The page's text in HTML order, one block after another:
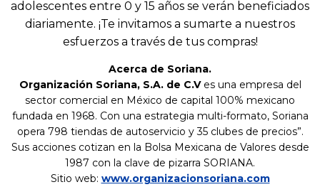
adolescentes entre 0 y 15 años se verán beneficiados
diariamente. ¡Te invitamos a sumarte a nuestros
esfuerzos a través de tus compras!
Acerca de Soriana.
Organización Soriana, S.A. de C.Ves una empresa del
sector comercial en México de capital 100% mexicano
fundada en 1968. Con una estrategia multi-formato, Soriana
opera 798 tiendas de autoservicio y 35 clubes de precios”.
Sus acciones cotizan en la Bolsa Mexicana de Valores desde
1987 con la clave de pizarra SORIANA.
Sitio web: www.organizacionsoriana.com